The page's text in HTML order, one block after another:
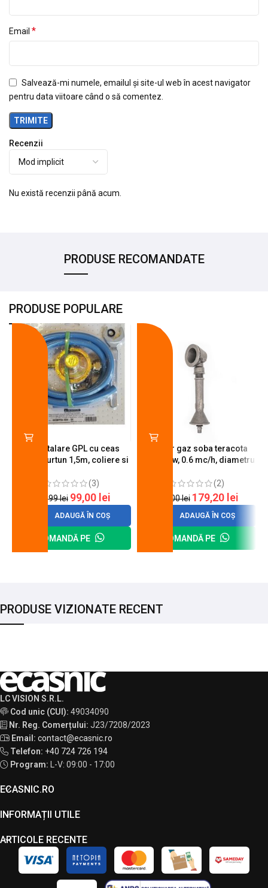
Recenzii
Nu există recenzii până acum.
Email *
Salvează-mi numele, emailul și site-ul web în acest navigator
pentru data viitoare când o să comentez.
PRODUSE RECOMANDATE
PRODUSE POPULARE
Kit instalare GPL cu ceas
butelie, furtun 1,5m, coliere si
(3)
120,99lei 99,00 lei
ADAUGĂ ÎN COȘ
COMANDĂ PE
Arzator gaz soba teracota
A600, 6 kw, 0.6 mc/h, diametru
(2)
200,00lei 179,20 lei
ADAUGĂ ÎN COȘ
COMANDĂ PE
PRODUSE VIZIONATE RECENT
LC VISION S.R.L.
Cod unic (CUI): 49034090
Nr. Reg. Comerțului: J23/7208/2023
Email: contact@ecasnic.ro
Telefon: +40 724 726 194
Program:
L-V: 09:00 - 17:00
ECASNIC.RO
INFORMAȚII UTILE
ARTICOLE RECENTE